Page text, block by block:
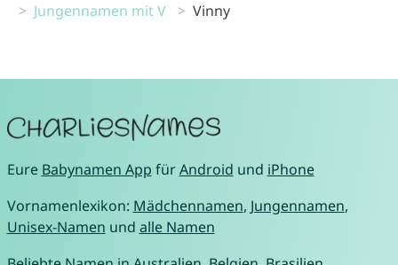
Jungennamen mit V
Vinny
Eure Babynamen App fürAndroid und iPhone
Vornamenlexikon: Mädchennamen, Jungennamen,
Unisex-Namen und alle Namen